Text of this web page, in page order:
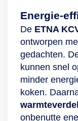
Energie-
De ETNA
ontworpen
gedachten.
kunnen snel
minder
koken.
onbenutte